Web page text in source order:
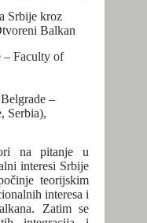
Srbije kroz
Balkan
– Faculty of
–
Serbia),
na pitanje u
interesi Srbije
teorijskim
interesa i
Zatim se